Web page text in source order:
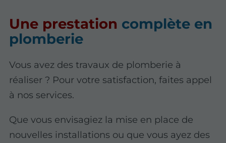
Une prestation complète en
plomberie
Vous avez des travaux de plomberie à
réaliser ? Pour votre satisfaction, faites appel
à nos services.
Que vous envisagiez la mise en place de
nouvelles installations ou que vous ayez des